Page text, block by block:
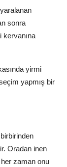
sonra
kervanına
yirmi
yapmış bir
Oradan inen
her zaman onu